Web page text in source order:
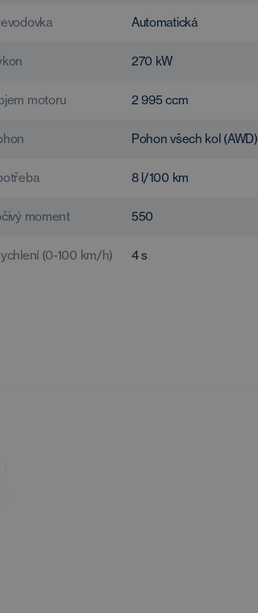
Automatická
270 kW
motoru 2 995 ccm
Pohon všech kol (AWD)
8 l/100 km
moment 550
(0-100 km/h) 4s